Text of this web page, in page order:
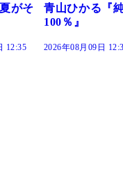
純度
12:30